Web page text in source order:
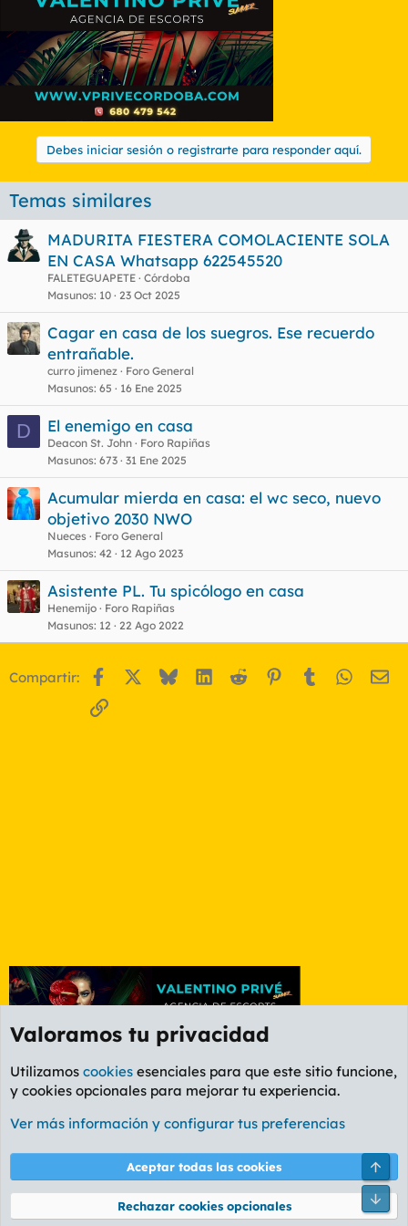
Debes iniciar sesión o registrarte para responder aquí.
Temas similares
MADURITA FIESTERA COMOLACIENTE SOLA
EN CASA Whatsapp 622545520
FALETEGUAPETE Córdoba
Masunos 10 23 Oct 2025
Cagar en casa de los suegros. Ese recuerdo
entrañable.
curro jimenez
Foro General
Masunos 65 16 Ene 2025
D El enemigo en casa
Deacon St. John
Foro Rapiñas
Masunos 673 31 Ene 2025
Acumular mierda en casa: el wc seco, nuevo
objetivo 2030 NWO
Nueces
Foro General
Masunos 42 12 Ago 2023
Asistente PL. Tu spicólogo en casa
Henemijo
Foro Rapiñas
Masunos 12 22 Ago 2022
Compartir: Facebook BlueskyLinkedIn
Reddit Pinterest
Tumblr
Enlace
Foro Informática y Videojuegos
Cookies
PL OLDSTYLE AMARILLO
Términos y reglas Política de privacidad Ayuda
Community platform by XenForo® © 2010-2026 XenForo Ltd.
Valoramos tu privacidad
Utilizamos cookies esenciales para que este sitio funcione,
y cookies opcionales para mejorar tu experiencia.
Ver más información y configurar tus preferencias
Aceptar todas las cookies
Rechazar cookies opcionales
Pie